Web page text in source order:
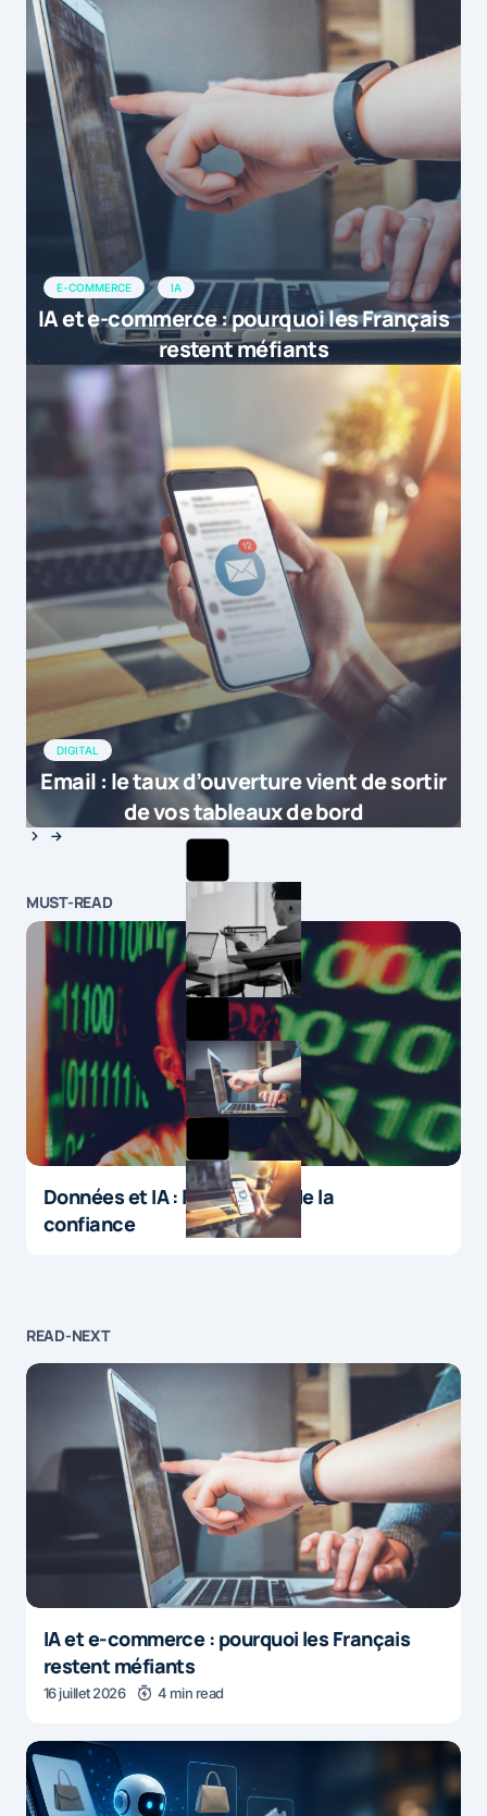
E-COMMERCE IA
IA et e-commerce : pourquoi les Français
restent méfiants
DIGITAL
Email : le taux d’ouverture vient de sortir
de vos tableaux de bord
MUST-READ
Données et IA : le paradoxe de la
confiance
READ-NEXT
IA et e-commerce : pourquoi les Français
restent méfiants
16 juillet 2026 4 min read